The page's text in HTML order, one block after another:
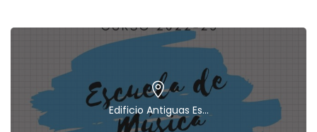
Edificio Antiguas Es...